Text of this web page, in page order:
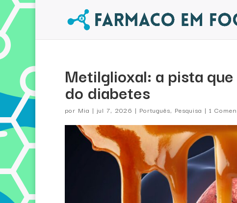
Metilglioxal: a pista
do diabetes
por Mia | jul 7, 2026 | Português, Pesquisa | 1